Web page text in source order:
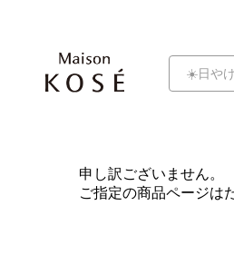
申し訳ございません。
ご指定の商品ページは